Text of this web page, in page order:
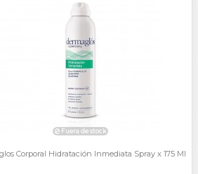
Corporal Hidratación Inmediata Spray x 175 Ml